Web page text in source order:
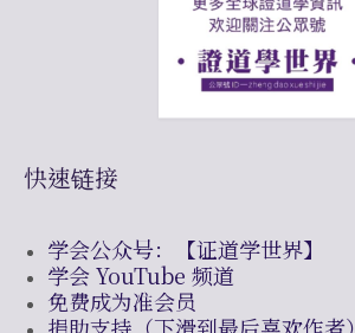
快速链接
学会公众号：【证道学世界】
学会 YouTube 频道
免费成为准会员
捐助支持（下滑到最后喜欢作者）